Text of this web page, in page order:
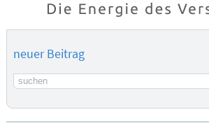
neuer Beitrag
Suchbegriff